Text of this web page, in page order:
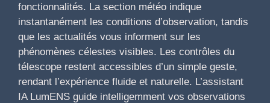
fonctionnalités. La section météo indique
instantanément les conditions d’observation, tandis
que les actualités vous informent sur les
phénomènes célestes visibles. Les contrôles du
télescope restent accessibles d’un simple geste,
rendant l’expérience fluide et naturelle. L’assistant
IA LumENS guide intelligemment vos observations